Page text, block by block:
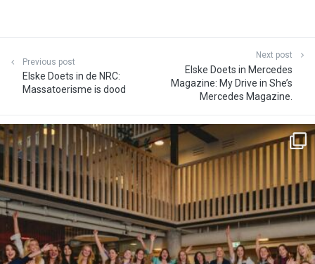
Previous post
Elske Doets in de NRC:
Massatoerisme is dood
Next post
Elske Doets in Mercedes
Magazine: My Drive in She’s
Mercedes Magazine.